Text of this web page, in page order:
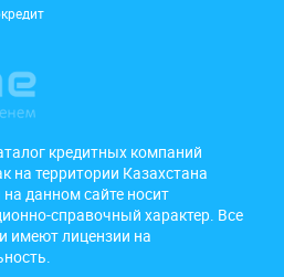
кредитных компаний
на территории Казахстана
данном сайте носит
справочный характер. Все
имеют лицензии на